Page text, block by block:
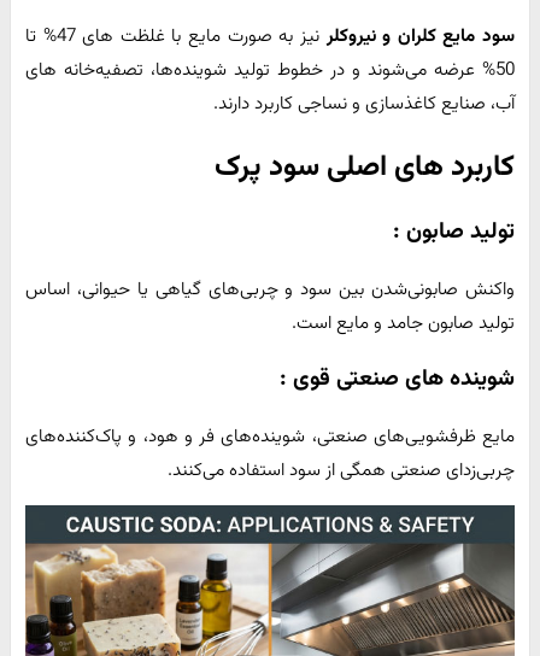
سود مایع کلران و نیروکلر
نیز به صورت مایع با غلظت ‌های 47% تا
50% عرضه می‌شوند و در خطوط تولید شوینده‌ها، تصفیه‌خانه‌ های
آب، صنایع کاغذسازی و نساجی کاربرد دارند.
کاربرد های اصلی سود پرک
تولید صابون :
واکنش صابونی‌شدن بین سود و چربی‌های گیاهی یا حیوانی، اساس
تولید صابون جامد و مایع است.
شوینده ‌های صنعتی قوی :
مایع ظرفشویی‌های صنعتی، شوینده‌های فر و هود، و پاک‌کننده‌های
چربی‌زدای صنعتی همگی از سود استفاده می‌کنند.